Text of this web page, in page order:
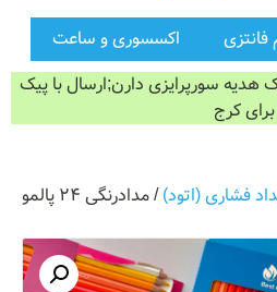
فانتزی
اکسسوری و ساعت
بالای 1/500/000 پک هدیه سورپرایزی دارن;ارسال با پیک
برای کرج
فشاری (اتود)/ مدادرنگی ۲۴ پالمو